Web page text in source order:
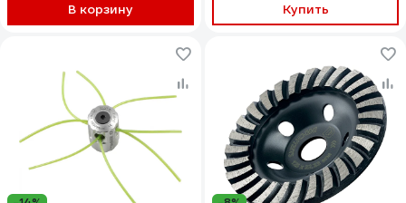
В корзину Купить